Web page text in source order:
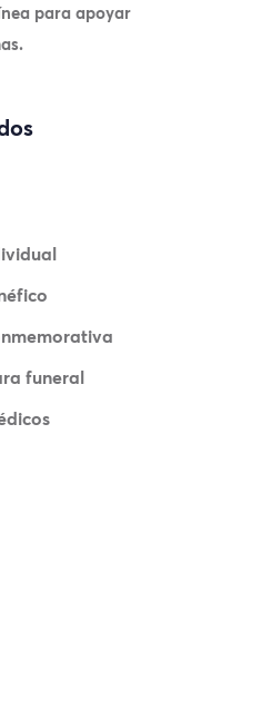
para apoyar
funeral